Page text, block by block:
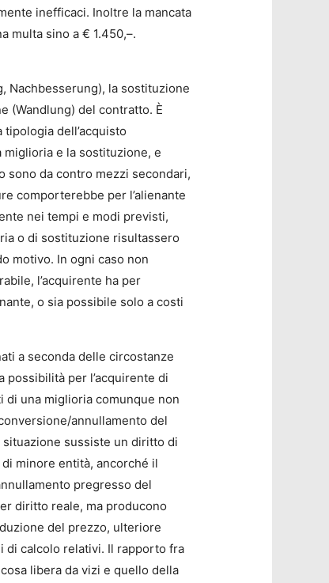
inefficaci. Inoltre la mancata
multa sino a € 1.450,–.
Nachbesserung), la sostituzione
(Wandlung) del contratto. È
dell’acquisto
e la sostituzione, e
sono da contro mezzi secondari,
comporterebbe per l’alienante
nei tempi e modi previsti,
o di sostituzione risultassero
motivo. In ogni caso non
l’acquirente ha per
o sia possibile solo a costi
a seconda delle circostanze
per l’acquirente di
di una miglioria comunque non
annullamento del
sussiste un diritto di
minore entità, ancorché il
pregresso del
diritto reale, ma producono
del prezzo, ulteriore
di calcolo relativi. Il rapporto fra
libera da vizi e quello della